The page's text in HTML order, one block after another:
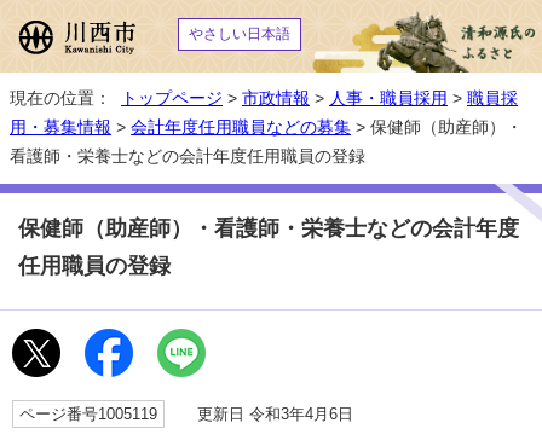
やさしい日本語
現在の位置： トップページ > 市政情報 > 人事・職員採用 > 職員採
用・募集情報 > 会計年度任用職員などの募集 > 保健師（助産師）・
看護師・栄養士などの会計年度任用職員の登録
保健師（助産師）・看護師・栄養士などの会計年度
任用職員の登録
ページ番号1005119 更新日 令和3年4月6日